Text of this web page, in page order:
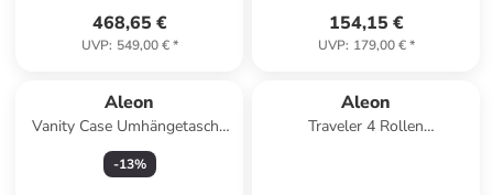
468,65 €
UVP: 549,00 €*
154,15 €
UVP: 179,00 €*
Aleon
Vanity Case Umhängetasche
25 cm in sapphire
-13%
Aleon
Traveler 4 Rollen